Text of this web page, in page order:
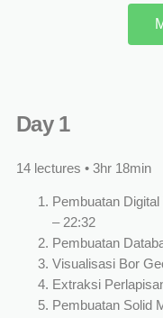
Day 1
14 lectures • 3hr 18min
Pembuatan
– 22:32
Pembuatan
Visualisasi Bor
Extraksi
Pembuatan Solid